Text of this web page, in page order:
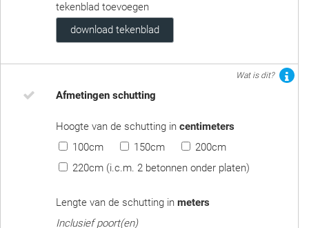
tekenblad toevoegen
download tekenblad
Wat is dit?
Afmetingen schutting
Hoogte van de schutting in centimeters
100cm
150cm
200cm
220cm (i.c.m. 2 betonnen onder platen)
Lengte van de schutting in meters
Inclusief poort(en)